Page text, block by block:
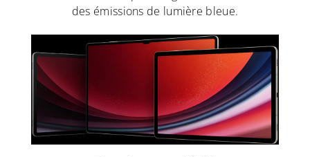
des émissions de lumière bleue.